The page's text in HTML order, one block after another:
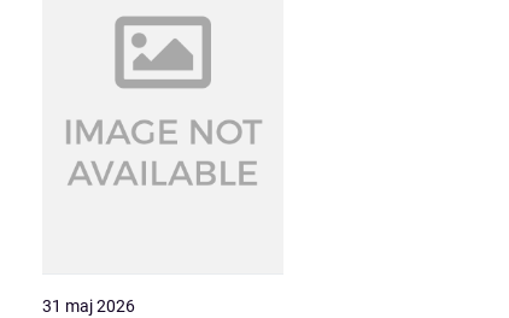
31 maj 2026